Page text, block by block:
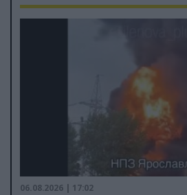
06.08.2026 | 17:02